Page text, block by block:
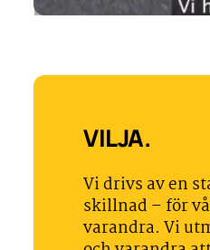
VILJA.
Vi drivs av en
skillnad – för
varandra. Vi